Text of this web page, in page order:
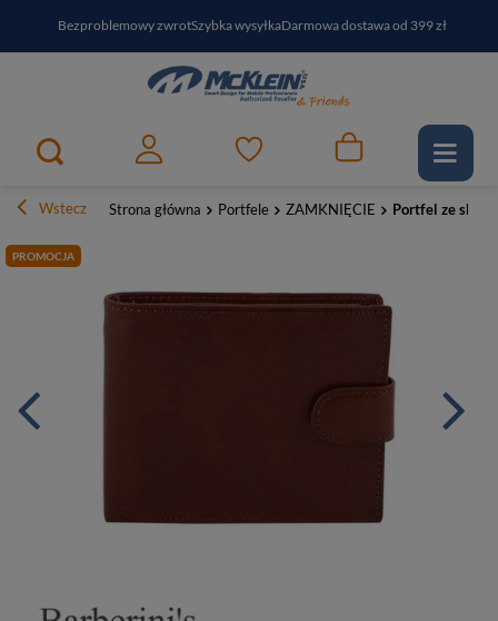
Bezproblemowy zwrotSzybka wysyłkaDarmowa dostawa od 399 zł
PayPo - kup i zapłać za30 dniZapisz się do newslettera i odbierz RABAT
Wstecz Strona główna Portfele ZAMKNIĘCIE Portfel ze
PROMOCJA